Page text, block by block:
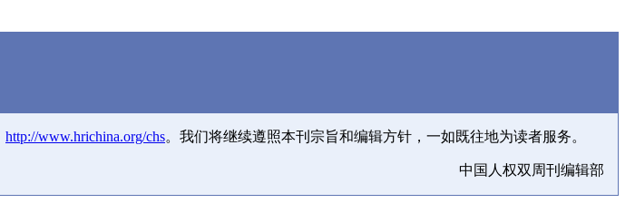
http://www.hrichina.org/chs。我们将继续遵照本刊宗旨和编辑方针，一如既往地为读者服务。
中国人权双周刊编辑部